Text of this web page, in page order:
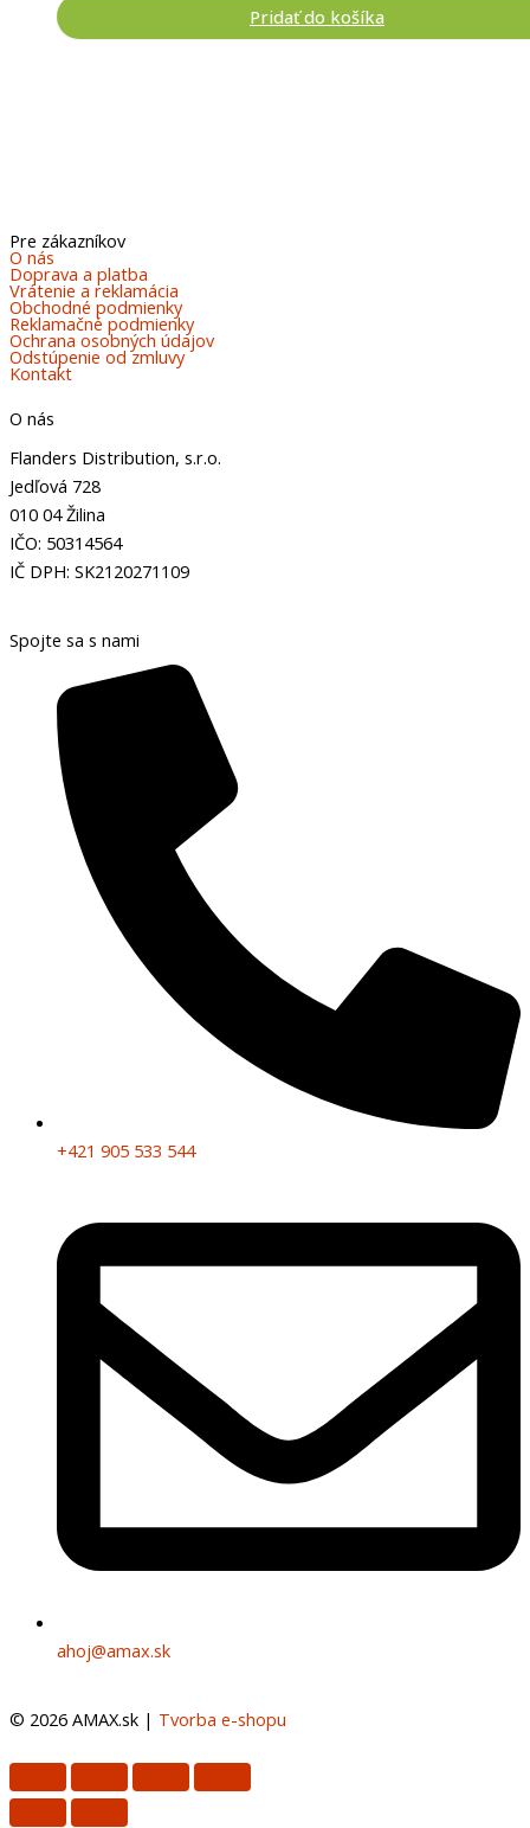
Pridať do košíka
Pre zákazníkov
O nás
Doprava a platba
Vrátenie a reklamácia
Obchodné podmienky
Reklamačné podmienky
Ochrana osobných údajov
Odstúpenie od zmluvy
Kontakt
O nás
Flanders Distribution, s.r.o.
Jedľová 728
010 04 Žilina
IČO: 50314564
IČ DPH: SK2120271109
Spojte sa s nami
+421 905 533 544
ahoj@amax.sk
© 2026 AMAX.sk | Tvorba e-shopu